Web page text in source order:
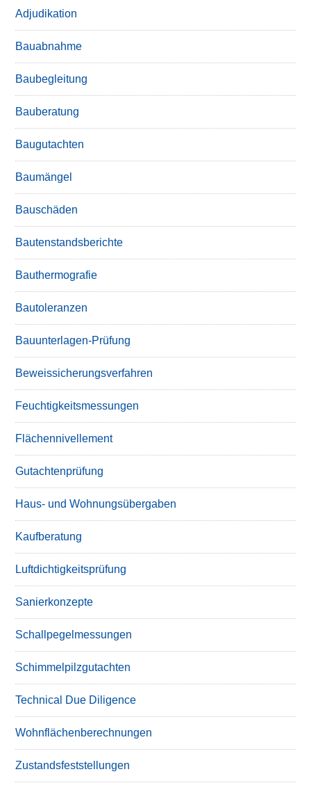
Adjudikation
Bauabnahme
Baubegleitung
Bauberatung
Baugutachten
Baumängel
Bauschäden
Bautenstandsberichte
Bauthermografie
Bautoleranzen
Bauunterlagen-Prüfung
Beweissicherungsverfahren
Feuchtigkeitsmessungen
Flächennivellement
Gutachtenprüfung
Haus- und Wohnungsübergaben
Kaufberatung
Luftdichtigkeitsprüfung
Sanierkonzepte
Schallpegelmessungen
Schimmelpilzgutachten
Technical Due Diligence
Wohnflächenberechnungen
Zustandsfeststellungen